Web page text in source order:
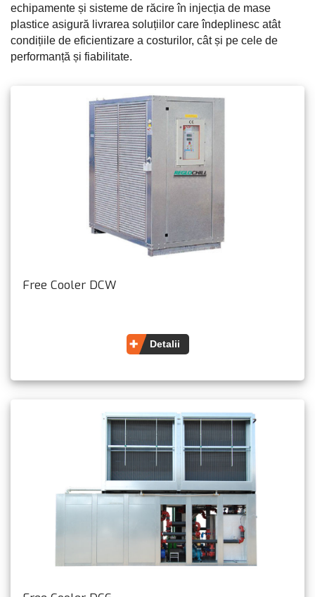
echipamente și sisteme de răcire în injecția de mase
plastice asigură livrarea soluțiilor care îndeplinesc atât
condițiile de eficientizare a costurilor, cât și pe cele de
performanță și fiabilitate.
Free Cooler DCW
Detalii